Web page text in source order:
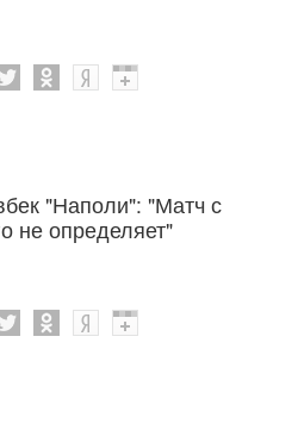
"Наполи": "Матч с
не определяет"